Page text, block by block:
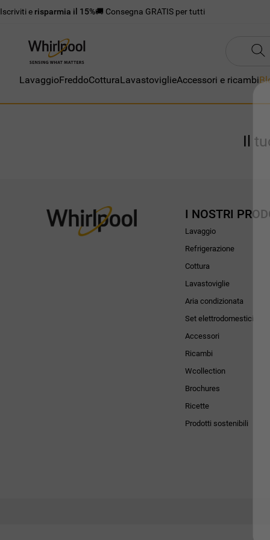
Iscriviti e risparmia il 15%🚚 Consegna GRATIS per tutti
LavaggioFreddoCotturaLavastoviglieAccessori e ricambi
Il
I NOSTRI
Lavaggio
Refrigerazione
Cottura
Lavastoviglie
Aria condizionata
Set elettrodomestici
Accessori
Ricambi
Wcollection
Brochures
Ricette
Prodotti sostenibili